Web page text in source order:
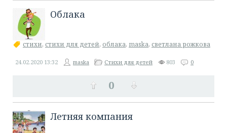
​Облака
стихи, стихи для детей, облака, maska, светлана рожкова
0
24.02.2020 13:32 maska Стихи для детей 803 0
Летняя компания